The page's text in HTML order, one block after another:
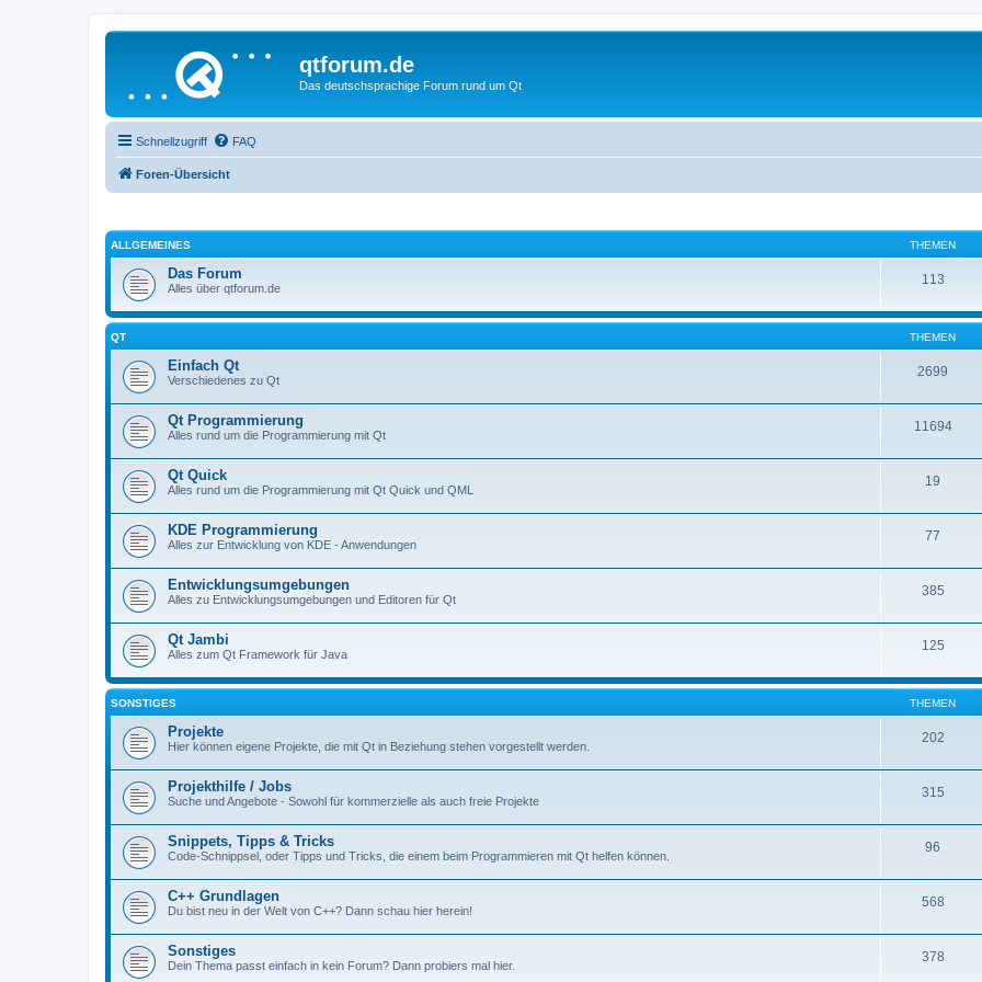
qtforum.de
Das deutschsprachige Forum rund um Qt
Schnellzugriff FAQ
Foren-Übersicht
ALLGEMEINES THEMEN
Das Forum
Alles über qtforum.de
113
QT THEMEN
Einfach Qt
Verschiedenes zu Qt
2699
Qt Programmierung
Alles rund um die Programmierung mit Qt
11694
Qt Quick
Alles rund um die Programmierung mit Qt Quick und QML
19
KDE Programmierung
Alles zur Entwicklung von KDE - Anwendungen
77
Entwicklungsumgebungen
Alles zu Entwicklungsumgebungen und Editoren für Qt
385
Qt Jambi
Alles zum Qt Framework für Java
125
SONSTIGES THEMEN
Projekte
Hier können eigene Projekte, die mit Qt in Beziehung stehen vorgestellt werden.
202
Projekthilfe / Jobs
Suche und Angebote - Sowohl für kommerzielle als auch freie Projekte
315
Snippets, Tipps & Tricks
Code-Schnippsel, oder Tipps und Tricks, die einem beim Programmieren mit Qt helfen können.
96
C++ Grundlagen
Du bist neu in der Welt von C++? Dann schau hier herein!
568
Sonstiges
Dein Thema passt einfach in kein Forum? Dann probiers mal hier.
378